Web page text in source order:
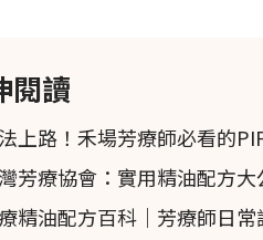
來說，來自葉子的萃取物
好了生物性作用，表現了較
閱讀
上路！禾場芳療師必看的
芳療協會：實用精油配方大
精油配方百科｜芳療師日常